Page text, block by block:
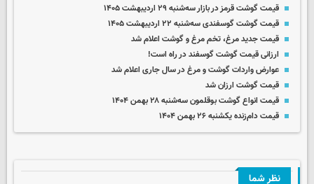
قیمت گوشت قرمز در بازار سه‌شنبه ۲۹ اردیبهشت ۱۴۰۵
قیمت گوشت گوسفندی سه‌شنبه ۲۲ اردیبهشت ۱۴۰۵
قیمت جدید مرغ، تخم مرغ و گوشت اعلام شد
ارزانی قیمت گوشت گوسفند در راه است!
عوارض واردات گوشت و مرغ در سال جاری اعلام شد
قیمت گوشت ارزان شد
قیمت انواع گوشت بوقلمون سه‌شنبه ۲۸ بهمن ۱۴۰۴
قیمت دام‌زنده یکشنبه ۲۶ بهمن ۱۴۰۴
نظر شما